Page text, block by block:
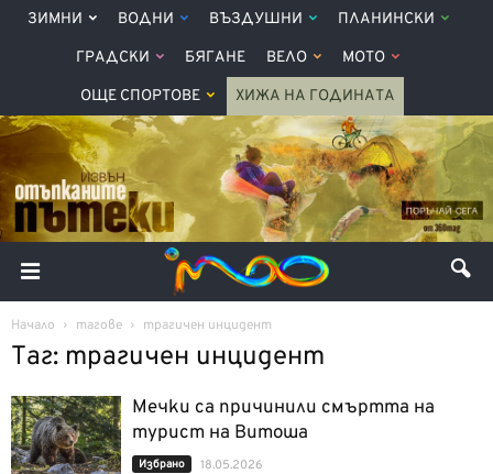
ЗИМНИ ВОДНИ ВЪЗДУШНИ ПЛАНИНСКИ
ГРАДСКИ БЯГАНЕ ВЕЛО МОТО
ОЩЕ СПОРТОВЕ ХИЖА НА ГОДИНАТА
Начало тагове трагичен инцидент
Таг: трагичен инцидент
Мечки са причинили смъртта на
турист на Витоша
Избрано 18.05.2026